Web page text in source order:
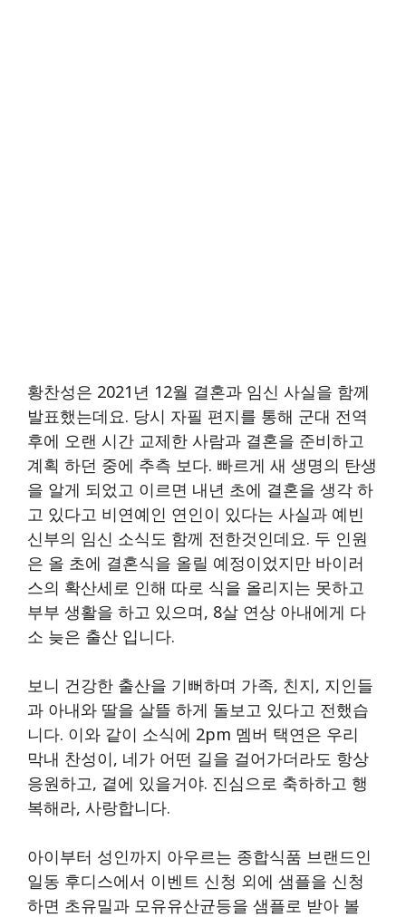
황찬성은 2021년 12월 결혼과 임신 사실을 함께
발표했는데요. 당시 자필 편지를 통해 군대 전역
후에 오랜 시간 교제한 사람과 결혼을 준비하고
계획 하던 중에 추측 보다. 빠르게 새 생명의 탄생
을 알게 되었고 이르면 내년 초에 결혼을 생각 하
고 있다고 비연예인 연인이 있다는 사실과 예빈
신부의 임신 소식도 함께 전한것인데요. 두 인원
은 올 초에 결혼식을 올릴 예정이었지만 바이러
스의 확산세로 인해 따로 식을 올리지는 못하고
부부 생활을 하고 있으며, 8살 연상 아내에게 다
소 늦은 출산 입니다.
보니 건강한 출산을 기뻐하며 가족, 친지, 지인들
과 아내와 딸을 살뜰 하게 돌보고 있다고 전했습
니다. 이와 같이 소식에 2pm 멤버 택연은 우리
막내 찬성이, 네가 어떤 길을 걸어가더라도 항상
응원하고, 곁에 있을거야. 진심으로 축하하고 행
복해라, 사랑합니다.
아이부터 성인까지 아우르는 종합식품 브랜드인
일동 후디스에서 이벤트 신청 외에 샘플을 신청
하면 초유밀과 모유유산균등을 샘플로 받아 볼